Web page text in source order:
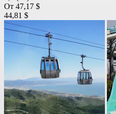
От 47,17 $
44,81 $